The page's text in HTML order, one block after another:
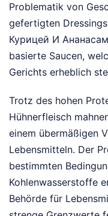
Problematik von
gefertigten
Курицей И
basierte Saucen,
Gerichts erheblich
Trotz des hohen
Hühnerfleisch
einem übermäßigen
Lebensmitteln. Der
bestimmten
Kohlenwasserstoffe
Behörde für